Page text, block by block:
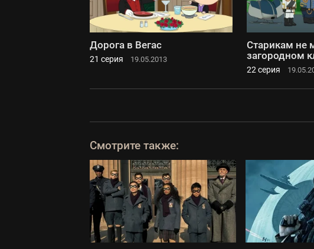
Дорога в Вегас
21 серия 19.05.2013
Старикам не
загородном
22 серия
Смотрите также: